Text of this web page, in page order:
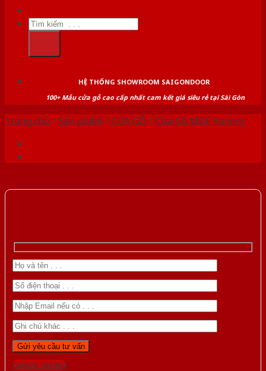
Tìm
kiếm:
HỆ THỐNG SHOWROOM SAIGONDOOR
100+ Mẫu cửa gỗ cao cấp nhất cam kết giá siêu rẻ tại Sài Gòn
Trang chủ /Sản phẩm /CỬA GỖ /Cửa Gỗ MDF Veneer
Gọi 0976.169.864